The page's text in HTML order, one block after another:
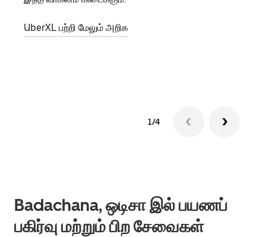
UberXL பற்றி மேலும் அறிக
1/4
Badachana, ஒடிசா இல் பயணப்
பகிர்வு மற்றும் பிற சேவைகள்